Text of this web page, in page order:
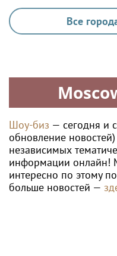
Все
Шоу-биз — сегодня и
обновление
независимых
информации онлайн!
интересно по этому
больше новостей —